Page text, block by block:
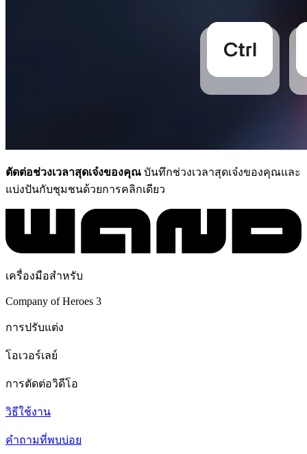
ตัดต่อช่วงเวลาสุดเจ๋งของคุณ บันทึกช่วงเวลาสุดเจ๋งของคุณและ
แบ่งปันกับชุมชนด้วยการคลิกเดียว
เครื่องมือสำหรับ
Company of Heroes 3
การปรับแต่ง
โอเวอร์เลย์
การตัดต่อวิดีโอ
วิธีใช้งาน
คำถามที่พบบ่อย